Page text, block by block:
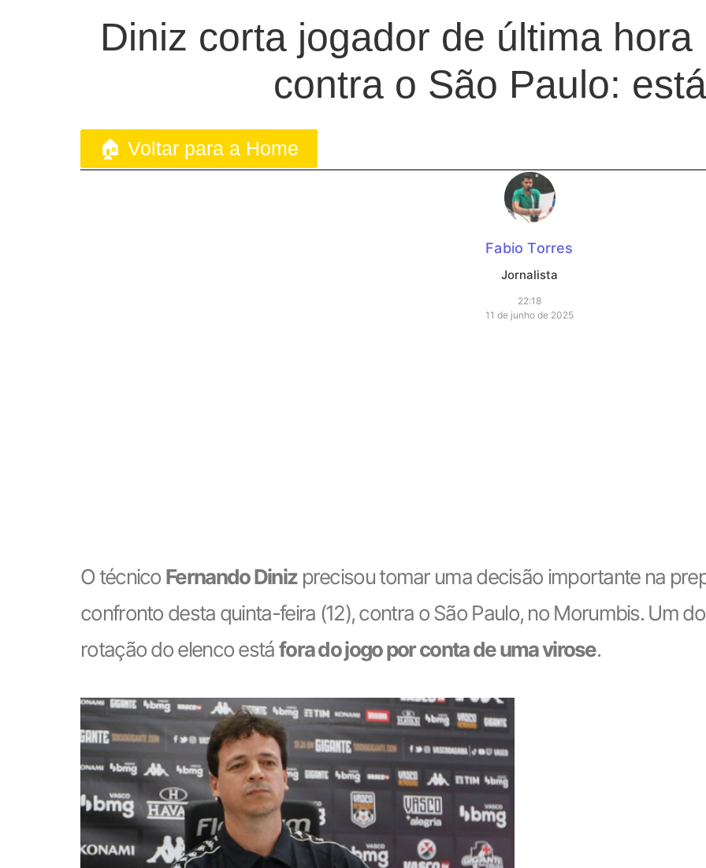
Diniz corta jogador de última
contra o São Paulo:
🏠 Voltar para a Home
Fabio Torres
Jornalista
22:18
11 de junho de 2025
O técnico Fernando Dinizprecisou tomar uma decisão importante na
confronto desta quinta-feira (12), contra o São Paulo, no Morumbis. Um
rotação do elenco estáfora do jogo por conta de uma virose.